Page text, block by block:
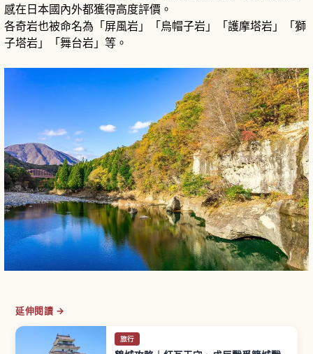
感在日本國內外都獲得高度評價。
各奇岩也被命名為「屏風岩」「烏帽子岩」「護摩塔岩」「獅
子塔岩」「舞台岩」等。
延伸閱讀 →
旅行